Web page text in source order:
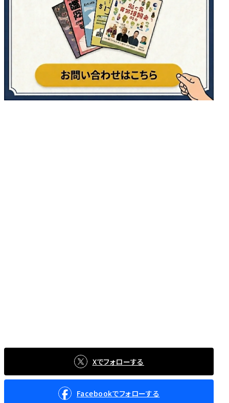
Xでフォローする
Facebookでフォローする